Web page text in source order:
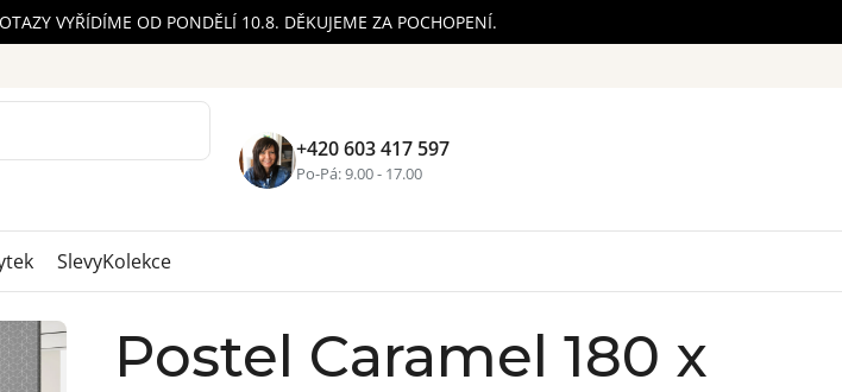
VYŘÍDÍME OD PONDĚLÍ 10.8. DĚKUJEME ZA POCHOPENÍ.
+420 603 417 597
Po-Pá: 9.00 - 17.00
SlevyKolekce
Postel Caramel 180 x